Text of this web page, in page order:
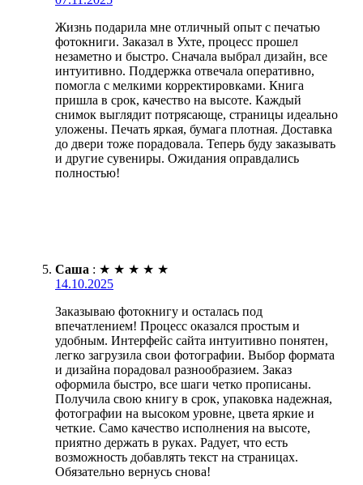
Жизнь подарила мне отличный опыт с печатью
фотокниги. Заказал в Ухте, процесс прошел
незаметно и быстро. Сначала выбрал дизайн, все
интуитивно. Поддержка отвечала оперативно,
помогла с мелкими корректировками. Книга
пришла в срок, качество на высоте. Каждый
снимок выглядит потрясающе, страницы идеально
уложены. Печать яркая, бумага плотная. Доставка
до двери тоже порадовала. Теперь буду заказывать
и другие сувениры. Ожидания оправдались
полностью!
Саша : ★ ★ ★ ★ ★
14.10.2025
Заказываю фотокнигу и осталась под
впечатлением! Процесс оказался простым и
удобным. Интерфейс сайта интуитивно понятен,
легко загрузила свои фотографии. Выбор формата
и дизайна порадовал разнообразием. Заказ
оформила быстро, все шаги четко прописаны.
Получила свою книгу в срок, упаковка надежная,
фотографии на высоком уровне, цвета яркие и
четкие. Само качество исполнения на высоте,
приятно держать в руках. Радует, что есть
возможность добавлять текст на страницах.
Обязательно вернусь снова!